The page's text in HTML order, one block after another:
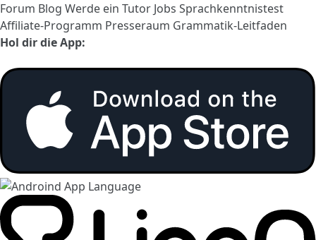
Forum Blog Werde ein Tutor Jobs Sprachkenntnistest
Affiliate-Programm Presseraum Grammatik-Leitfaden
Hol dir die App: